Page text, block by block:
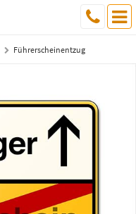
Führerscheinentzug